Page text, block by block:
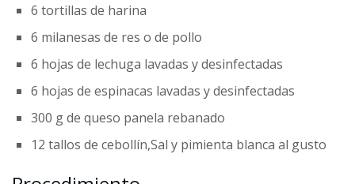
6 tortillas de harina
6 milanesas de res o de pollo
6 hojas de lechuga lavadas y desinfectadas
6 hojas de espinacas lavadas y desinfectadas
300 g de queso panela rebanado
12 tallos de cebollín,Sal y pimienta blanca al gusto